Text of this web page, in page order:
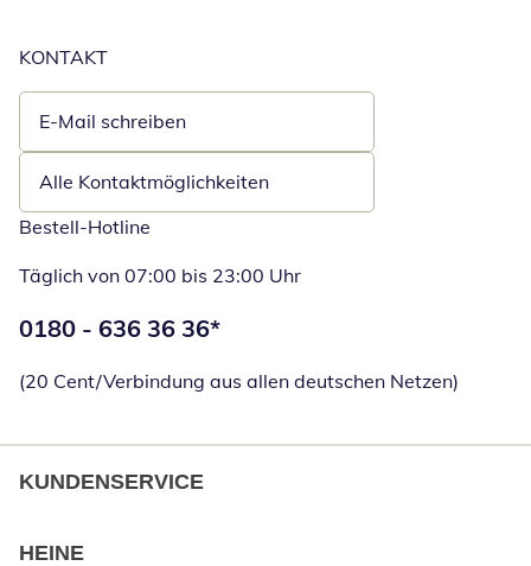
KONTAKT
E-Mail schreiben
Öffnet E-Mail-Client
Alle Kontaktmöglichkeiten
Bestell-Hotline
Täglich von 07:00 bis 23:00 Uhr
Telefonnummer:
0180 - 636 36 36*
(20 Cent/Verbindung aus allen deutschen Netzen)
KUNDENSERVICE
HEINE